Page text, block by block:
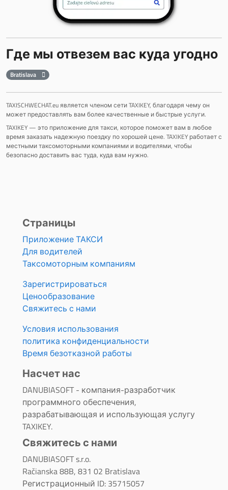
Где мы отвезем вас куда угодно
Bratislava
TAXISCHWECHAT.eu является членом сети TAXIKEY, благодаря чему он
может предоставлять вам более качественные и быстрые услуги.
TAXIKEY — это приложение для такси, которое поможет вам в любое
время заказать надежную поездку по хорошей цене. TAXIKEY работает с
местными таксомоторными компаниями и водителями, чтобы
безопасно доставить вас туда, куда вам нужно.
Страницы
Приложение ТАКСИ
Для водителей
Таксомоторным компаниям
Зарегистрироваться
Ценообразование
Свяжитесь с нами
Условия использования
политика конфиденциальности
Время безотказной работы
Насчет нас
DANUBIASOFT - компания-разработчик
программного обеспечения,
разрабатывающая и использующая услугу
TAXIKEY.
Свяжитесь с нами
DANUBIASOFT s.r.o.
Račianska 88B, 831 02 Bratislava
Регистрационный ID: 35715057